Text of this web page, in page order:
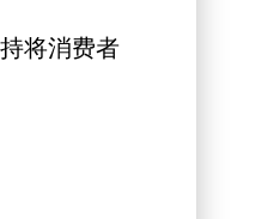
将消费者